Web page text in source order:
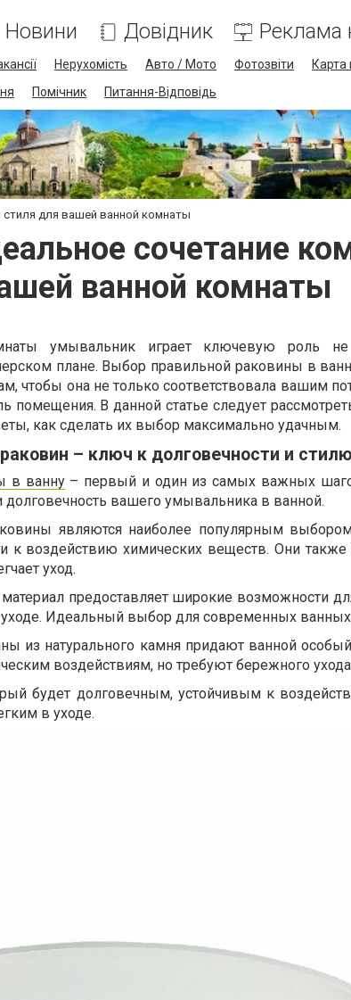
Новини Довідник Реклама
Нерухомість Авто / Мото Фотозвіти Карта
Помічник Питання-Відповідь
для вашей ванной комнаты
сочетание
ванной комнаты
умывальник играет ключевую роль
плане. Выбор правильной раковины в
чтобы она не только соответствовала вашим
помещения. В данной статье следует
как сделать их выбор максимально удачным.
– ключ к долговечности и стилю
в ванну– первый и один из самых важных
долговечность вашего умывальника в ванной.
являются наиболее популярным
к воздействию химических веществ. Они также
уход.
предоставляет широкие возможности
Идеальный выбор для современных
из натурального камня придают ванной
воздействиям, но требуют бережного
будет долговечным, устойчивым к
в уходе.